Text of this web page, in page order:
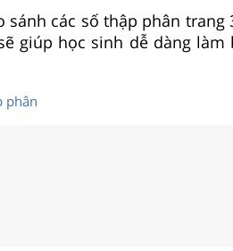
các số thập phân trang
giúp học sinh dễ dàng làm
phân